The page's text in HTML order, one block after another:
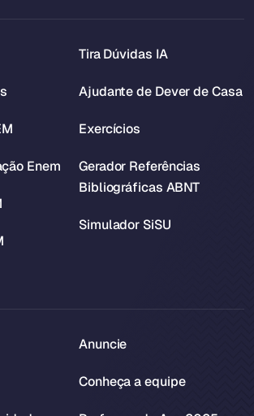
Enem
Tira Dúvidas IA
Ajudante de Dever de Casa
Exercícios
Gerador Referências
Bibliográficas ABNT
Simulador SiSU
Anuncie
Conheça a equipe